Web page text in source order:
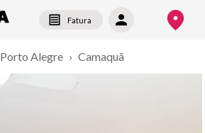
Fatura
Porto Alegre › Camaquã